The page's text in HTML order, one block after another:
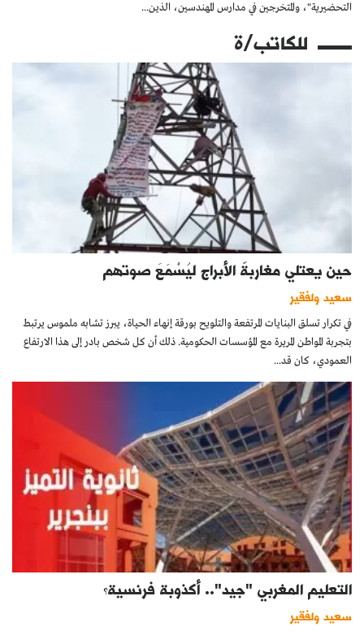
التحضيرية"، والمتخرجين في مدارس المهندسين، الذين...
للكاتب/ة
حين يعتلي مغاربةٌ الأبراج ليُسْمَعَ صوتهم
سعيد ولفقير
في تكرار تسلق البنايات المرتفعة والتلويح بورقة إنهاء الحياة، يبرز تشابه ملموس يرتبط
بتجربة المواطن المريرة مع المؤسسات الحكومية. ذلك أن كل شخص بادر إلى هذا الارتفاع
العمودي، كان قد...
التعليم المغربي "جيد".. أكذوبة فرنسية؟
سعيد ولفقير